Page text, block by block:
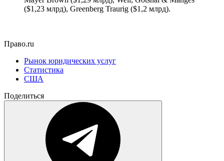
($1,23 млрд), Greenberg Traurig ($1,2 млрд).
Право.ru
Рынок юридических услуг
Статистика
США
Поделиться